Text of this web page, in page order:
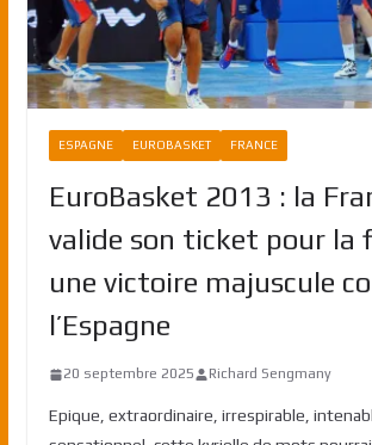
ESPAGNE EUROBASKET FRANCE
EuroBasket 2013 : la
valide son ticket pour la
une victoire majuscule
l’Espagne
20 septembre 2025 Richard Sengmany
Epique, extraordinaire, irrespirable,